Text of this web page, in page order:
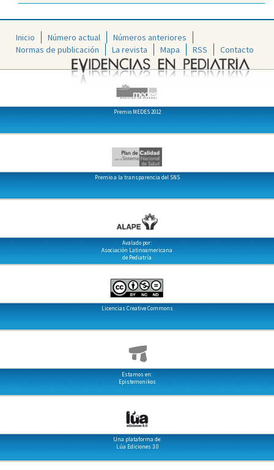
Inicio Número actual
Números anteriores
Normas de publicación
La revista Mapa RSS Contacto
Premio MEDES 2012
Premio a la transparencia del SNS
Avalado por:
Asociación Latinoamericana
de Pediatría
Licencias Creative Commons
Estamos en:
Epistemonikos
Una plataforma de:
Lúa Ediciones 3.0